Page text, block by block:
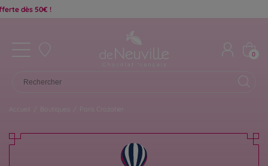
0
Accueil Boutiques Paris Crozatier